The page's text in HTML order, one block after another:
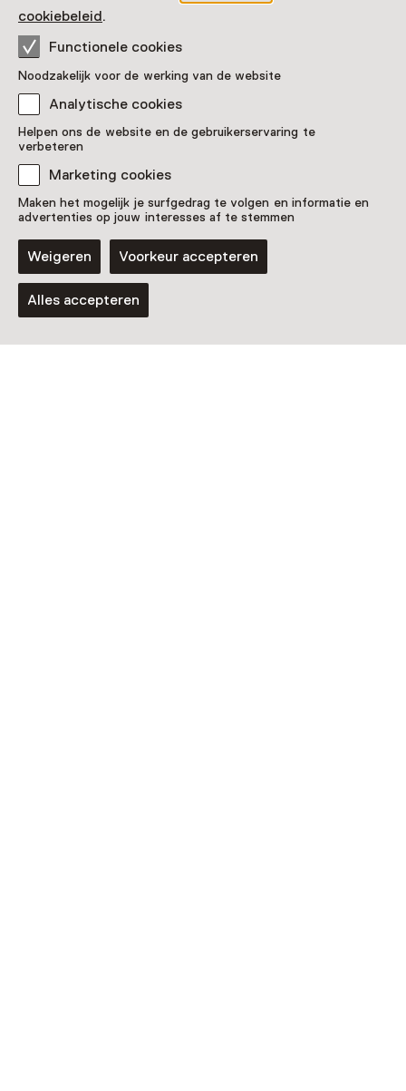
cookiebeleid.
Functionele cookies
Noodzakelijk voor de werking van de website
Analytische cookies
Helpen ons de website en de gebruikerservaring te
verbeteren
Marketing cookies
Maken het mogelijk je surfgedrag te volgen en informatie en
advertenties op jouw interesses af te stemmen
Weigeren Voorkeur accepteren
Alles accepteren
Tentoonstelling
Het sprookje van een echte
koningin
T/m 30 september, meerdere opties
Voor 5 t/m 18 jaar en volwassenen